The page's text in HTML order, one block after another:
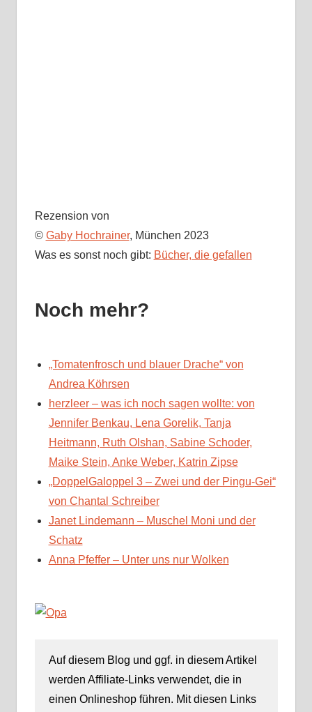
Rezension von
© Gaby Hochrainer, München 2023
Was es sonst noch gibt: Bücher, die gefallen
Noch mehr?
„Tomatenfrosch und blauer Drache“ von
Andrea Köhrsen
herzleer – was ich noch sagen wollte: von
Jennifer Benkau, Lena Gorelik, Tanja
Heitmann, Ruth Olshan, Sabine Schoder,
Maike Stein, Anke Weber, Katrin Zipse
„DoppelGaloppel 3 – Zwei und der Pingu-Gei“
von Chantal Schreiber
Janet Lindemann – Muschel Moni und der
Schatz
Anna Pfeffer – Unter uns nur Wolken
Auf diesem Blog und ggf. in diesem Artikel
werden Affiliate-Links verwendet, die in
einen Onlineshop führen. Mit diesen Links